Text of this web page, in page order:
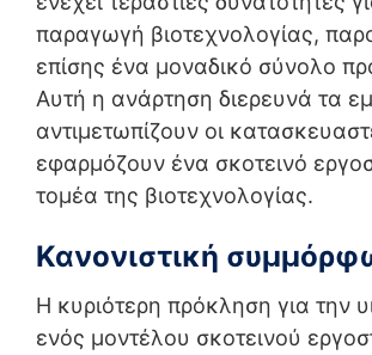
παραγωγή βιοτεχνολογίας,
επίσης ένα μοναδικό σύνολο
Αυτή η ανάρτηση διερευνά τα
αντιμετωπίζουν οι
εφαρμόζουν ένα σκοτεινό
τομέα της βιοτεχνολογίας.
Κανονιστική
Η κυριότερη πρόκληση για την
ενός μοντέλου σκοτεινού